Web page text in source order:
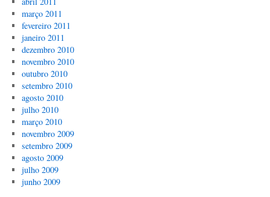
março 2011
fevereiro 2011
janeiro 2011
dezembro 2010
novembro 2010
outubro 2010
setembro 2010
agosto 2010
julho 2010
março 2010
novembro 2009
setembro 2009
agosto 2009
julho 2009
junho 2009